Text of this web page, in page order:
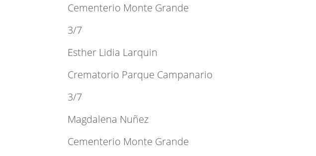
Cementerio Monte Grande
3/7
Esther Lidia Larquin
Crematorio Parque Campanario
3/7
Magdalena Nuñez
Cementerio Monte Grande